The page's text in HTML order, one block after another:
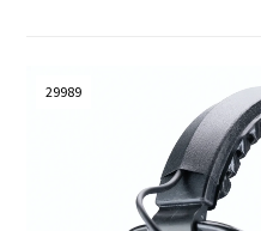
29989